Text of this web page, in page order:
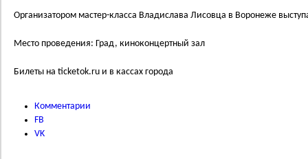
Организатором мастер-класса Владислава Лисовца в Воронеже
Место проведения: Град, киноконцертный зал
Билеты на ticketok.ru и в кассах города
Комментарии
FB
VK